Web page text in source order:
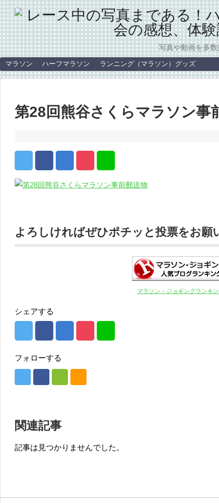
写真や動画を多
マラソン ハーフマラソン ランニング（マラソン）グッズ
第28回熊谷さくらマラソン事
よろしければぜひポチッと投票をお願
マラソン・ジョギングランキ
シェアする
フォローする
関連記事
記事は見つかりませんでした。